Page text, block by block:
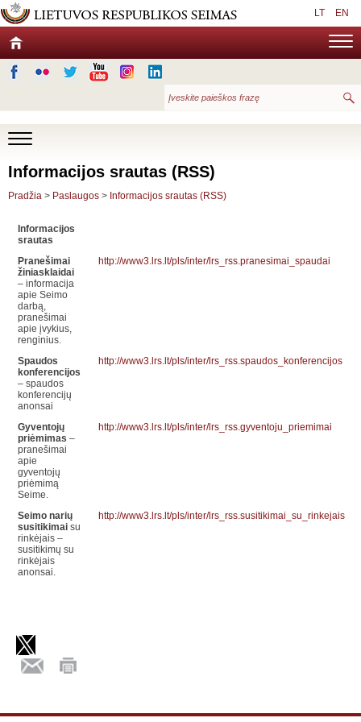
LT EN
Informacijos srautas (RSS)
Pradžia > Paslaugos > Informacijos srautas (RSS)
Informacijos
srautas
Pranešimai
žiniasklaidai
– informacija
apie Seimo
darbą,
pranešimai
apie įvykius,
renginius.
http://www3.lrs.lt/pls/inter/lrs_rss.pranesimai_spaudai
Spaudos
konferencijos
– spaudos
konferencijų
anonsai
http://www3.lrs.lt/pls/inter/lrs_rss.spaudos_konferencijos
Gyventojų
priėmimas –
pranešimai
apie
gyventojų
priėmimą
Seime.
http://www3.lrs.lt/pls/inter/lrs_rss.gyventoju_priemimai
Seimo narių
susitikimai su
rinkėjais –
susitikimų su
rinkėjais
anonsai.
http://www3.lrs.lt/pls/inter/lrs_rss.susitikimai_su_rinkejais